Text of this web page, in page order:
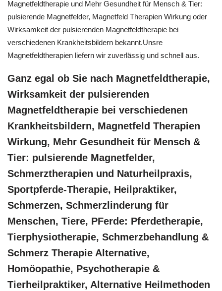
Magnetfeldtherapie und Mehr Gesundheit für Mensch & Tier:
pulsierende Magnetfelder, Magnetfeld Therapien Wirkung oder
Wirksamkeit der pulsierenden Magnetfeldtherapie bei
verschiedenen Krankheitsbildern bekannt.Unsre
Magnetfeldtherapien liefern wir zuverlässig und schnell aus.
Ganz egal ob Sie nach Magnetfeldtherapie,
Wirksamkeit der pulsierenden
Magnetfeldtherapie bei verschiedenen
Krankheitsbildern, Magnetfeld Therapien
Wirkung, Mehr Gesundheit für Mensch &
Tier: pulsierende Magnetfelder,
Schmerztherapien und Naturheilpraxis,
Sportpferde-Therapie, Heilpraktiker,
Schmerzen, Schmerzlinderung für
Menschen, Tiere, PFerde: Pferdetherapie,
Tierphysiotherapie, Schmerzbehandlung &
Schmerz Therapie Alternative,
‎Homöopathie, ‎Psychotherapie &
‎Tierheilpraktiker, Alternative Heilmethoden